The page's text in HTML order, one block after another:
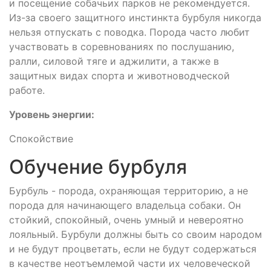
и посещение собачьих парков не рекомендуется.
Из-за своего защитного инстинкта бурбуля никогда
нельзя отпускать с поводка. Порода часто любит
участвовать в соревнованиях по послушанию,
ралли, силовой тяге и аджилити, а также в
защитных видах спорта и животноводческой
работе.
Уровень энергии:
Спокойствие
Обучение бурбуля
Бурбуль - порода, охраняющая территорию, а не
порода для начинающего владельца собаки. Он
стойкий, спокойный, очень умный и невероятно
лояльный. Бурбули должны быть со своим народом
и не будут процветать, если не будут содержаться
в качестве неотъемлемой части их человеческой